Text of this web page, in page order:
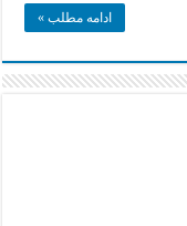
ادامه مطلب »